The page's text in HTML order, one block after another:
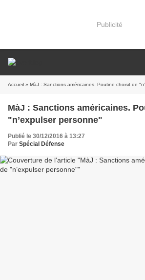
Publicité
Accueil » MàJ : Sanctions américaines. Poutine choisit de
MàJ : Sanctions américaines.
"n’expulser personne"
Publié le 30/12/2016 à 13:27
Par Spécial Défense